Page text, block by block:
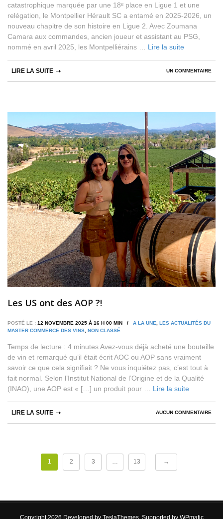
catastrophique marquée par une 18ᵉ place en Ligue 1 et une
relégation, le Montpellier Hérault SC a entamé en 2025-2026, un
nouveau chapitre de son histoire en Ligue 2. Avec Zoumana
Camara aux commandes, ancien joueur et assistant au PSG,
nommé en avril 2025, les Montpelliérains … Lire la suite
UN COMMENTAIRE
LIRE LA SUITE
Les US ont des AOP ?!
POSTÉ LE : 12 NOVEMBRE 2025 À 16 H 00 MIN / A LA UNE
LES ACTUALITÉS DU
MASTER COMMERCE DES VINS NON CLASSÉ
Temps de lecture : 4 minutes Avez-vous déjà acheté une bouteille
de vin et remarqué qu’il était écrit AOC ou AOP sans vraiment
savoir ce que cela signifiait ? Ne vous inquiétez pas, c’est tout à
fait normal. Selon l’Institut National de l’Origine et de la Qualité
(INAO), une AOP est « […] un produit pour … Lire la suite
AUCUN COMMENTAIRE
LIRE LA SUITE
1 2 3 13 →
Copyright 2026 Developed by TeslaThemes, Supported by WPmatic